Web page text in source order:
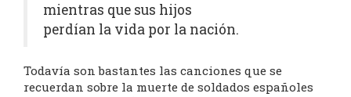
mientras que sus hijos
perdían la vida por la nación.
Todavía son bastantes las canciones que se
recuerdan sobre la muerte de soldados españoles